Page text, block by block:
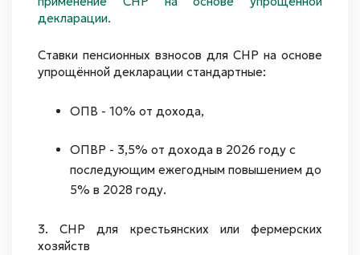
декларации.
Ставки пенсионных взносов для СНР на основе
упрощённой декларации стандартные:
ОПВ - 10% от дохода,
ОПВР - 3,5% от дохода в 2026 году с
последующим ежегодным повышением до
5% в 2028 году.
3. СНР для крестьянских или фермерских
хозяйств